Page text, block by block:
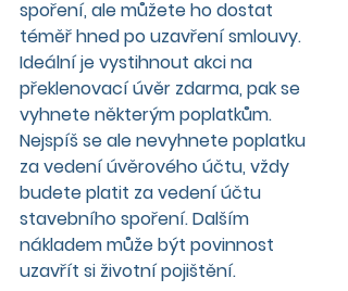
spoření, ale můžete ho dostat
téměř hned po uzavření smlouvy.
Ideální je vystihnout akci na
překlenovací úvěr zdarma, pak se
vyhnete některým poplatkům.
Nejspíš se ale nevyhnete poplatku
za vedení úvěrového účtu, vždy
budete platit za vedení účtu
stavebního spoření. Dalším
nákladem může být povinnost
uzavřít si životní pojištění.